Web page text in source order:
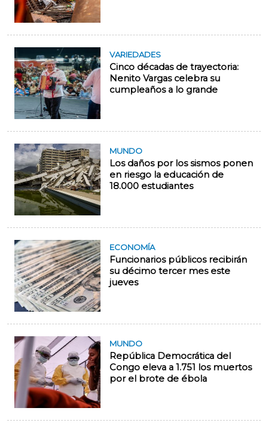
VARIEDADES
Cinco décadas de trayectoria:
Nenito Vargas celebra su
cumpleaños a lo grande
MUNDO
Los daños por los sismos ponen
en riesgo la educación de
18.000 estudiantes
ECONOMÍA
Funcionarios públicos recibirán
su décimo tercer mes este
jueves
MUNDO
República Democrática del
Congo eleva a 1.751 los muertos
por el brote de ébola